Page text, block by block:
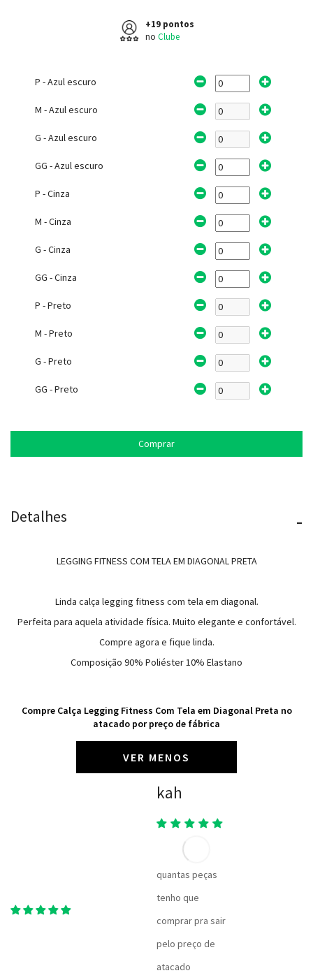
+19 pontos
no Clube
P - Azul escuro
M - Azul escuro
G - Azul escuro
GG - Azul escuro
P - Cinza
M - Cinza
G - Cinza
GG - Cinza
P - Preto
M - Preto
G - Preto
GG - Preto
Comprar
Detalhes -
LEGGING FITNESS COM TELA EM DIAGONAL PRETA
Linda calça legging fitness com tela em diagonal.
Perfeita para aquela atividade física. Muito elegante e confortável.
Compre agora e fique linda.
Composição 90% Poliéster 10% Elastano
Compre Calça Legging Fitness Com Tela em Diagonal Preta no
atacado por preço de fábrica
VER MENOS
kah
quantas peças
tenho que
comprar pra sair
pelo preço de
atacado